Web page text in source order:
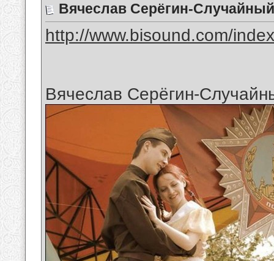
Вячеслав Серёгин-
http://www.bisound.com/
Вячеслав Серёгин-